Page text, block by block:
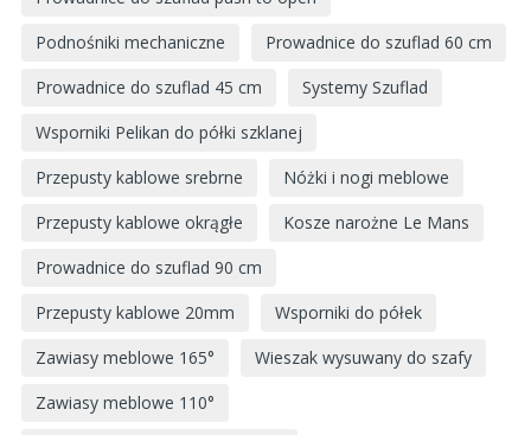
Podnośniki mechaniczne
Prowadnice do szuflad 60 cm
Prowadnice do szuflad 45 cm
Systemy Szuflad
Wsporniki Pelikan do półki szklanej
Przepusty kablowe srebrne
Nóżki i nogi meblowe
Przepusty kablowe okrągłe
Kosze narożne Le Mans
Prowadnice do szuflad 90 cm
Przepusty kablowe 20mm
Wsporniki do półek
Zawiasy meblowe 165°
Wieszak wysuwany do szafy
Zawiasy meblowe 110°